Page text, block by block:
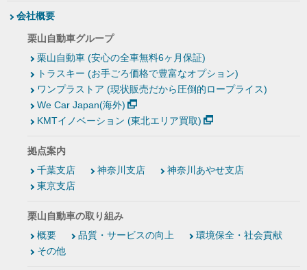
会社概要
栗山自動車グループ
栗山自動車 (安心の全車無料6ヶ月保証)
トラスキー (お手ごろ価格で豊富なオプション)
ワンプラストア (現状販売だから圧倒的ロープライス)
We Car Japan(海外)
KMTイノベーション (東北エリア買取)
拠点案内
千葉支店
神奈川支店
神奈川あやせ支店
東京支店
栗山自動車の取り組み
概要
品質・サービスの向上
環境保全・社会貢献
その他